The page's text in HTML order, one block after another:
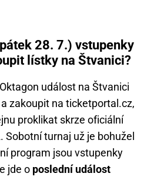
28. 7.) vstupenky
lístky na Štvanici?
událost na Štvanici
zakoupit na ticketportal.cz,
proklikat skrze oficiální
Sobotní turnaj už je bohužel
program jsou vstupenky
jde o poslední událost